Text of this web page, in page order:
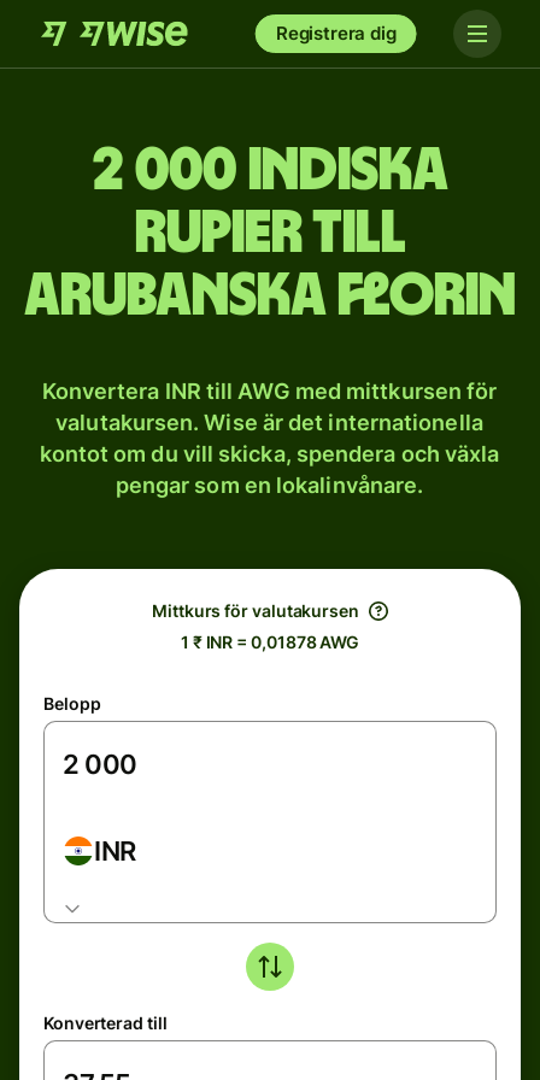
Registrera dig
2 000 indiska
rupier till
arubanska florin
Konvertera INR till AWG med mittkursen för
valutakursen. Wise är det internationella
kontot om du vill skicka, spendera och växla
pengar som en lokalinvånare.
Mittkurs för valutakursen
1 ₹ INR = 0,01878 AWG
Belopp
INR
Konverterad till